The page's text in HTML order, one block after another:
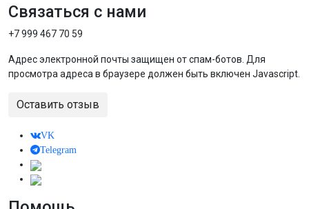
Связаться с нами
+7 999 467 70 59
Адрес электронной почты защищен от спам-ботов. Для
просмотра адреса в браузере должен быть включен Javascript.
Оставить отзыв
VK
Telegram